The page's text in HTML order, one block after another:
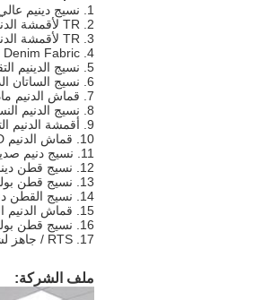
1. نسيج دينيم عالي الإمتداد
2. TR لأقمشة الدنيم نمط الرجل
3. TR لأقمشة الدنيم النسائية
4. Crosshatch Slub Style Denim Fabric
5. نسيج الدينيم التقليدي
6. نسيج الساتان الدينيم
7. قماش الدنيم مادة خاصة
8. نسيج الدنيم النسيج الخاص
9. أقمشة الدنيم التشطيب الخاصة
10. قماش الدنيم PFD / RFD
11. نسيج دنيم صديق للبيئة
12. نسيج قطن دينم 100٪
13. نسيج قطن بوليستر دينيم
14. نسيج القطن دنة الدنيم
15. قماش الدنيم المزدوج الحبل
16. نسيج قطن بوليستر سبانديكس دينيم
17. RTS / جاهز لشحن أقمشة الدنيم
ملف الشركة: